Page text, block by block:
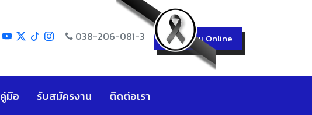
038-206-081-3 สมัครเรียน Online
คู่มือ รับสมัครงาน ติดต่อเรา